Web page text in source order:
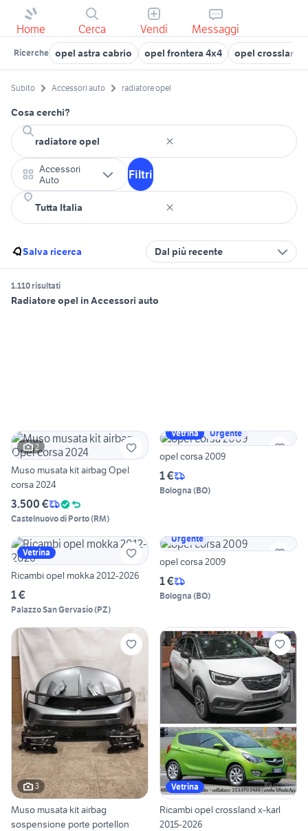
Home Cerca Vendi Messaggi
Ricerche opel astra cabrio opel frontera 4x4 opel crossland
Subito Accessori auto radiatore opel
Cosa cerchi?
Accessori
Auto
Filtri
Salva ricerca Dal più recente
1.110 risultati
Radiatore opel in Accessori auto
2
Muso musata kit airbag Opel
corsa 2024
3.500 €
Castelnuovo di Porto(RM)
Vetrina Urgente
opel corsa 2009
1 €
Bologna (BO)
Vetrina
Ricambi opel mokka 2012-2026
1 €
Palazzo San Gervasio(PZ)
Urgente
opel corsa 2009
1 €
Bologna (BO)
3
Muso musata kit airbag
sospensione porte portellon
Vetrina
Ricambi opel crossland x-karl
2015-2026